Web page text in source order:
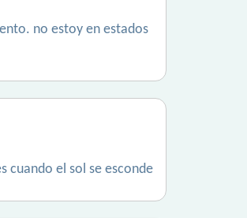
no estoy en estados
cuando el sol se esconde